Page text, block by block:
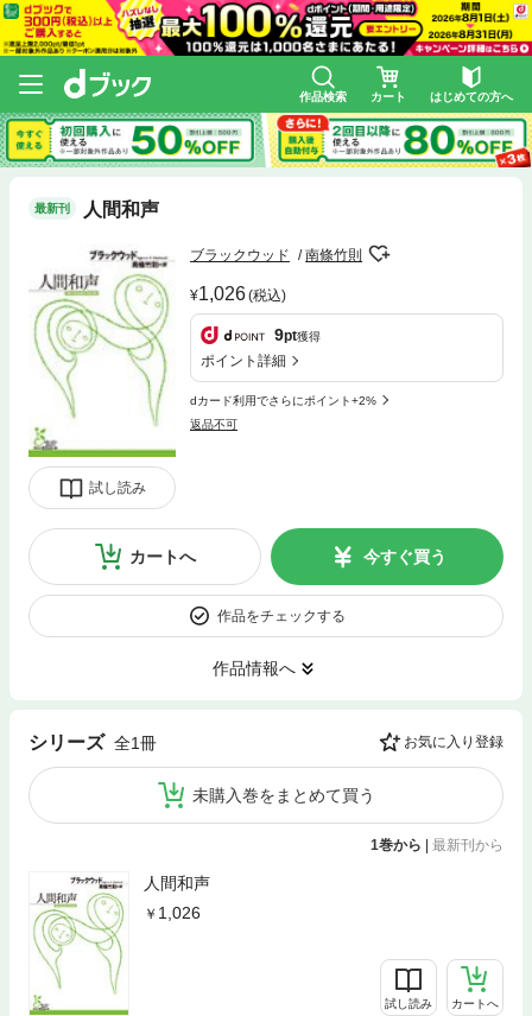
作品検索 カート はじめての方へ
最新刊 人間和声
試し読み
ブラックウッド 南條竹則
1,026(税込)
9pt獲得
ポイント詳細
dカード利用でさらにポイント+2%
返品不可
カートへ 今すぐ買う
作品をチェックする
作品情報へ
シリーズ 全1冊 お気に入り登録
未購入巻をまとめて買う
1巻から | 最新刊から
人間和声
1,026
試し読み カートへ